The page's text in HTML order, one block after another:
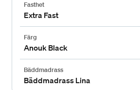
Fasthet
Extra Fast
Färg
Anouk Black
Bäddmadrass
Bäddmadrass Lina